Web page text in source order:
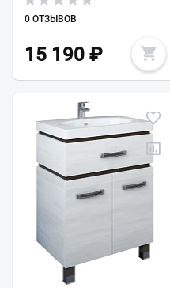
0 ОТЗЫВОВ
15 190 ₽